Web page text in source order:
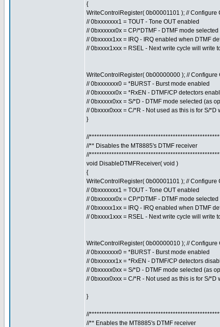
{
WriteControlRegister( 0b00001101 ); // Configure
// 0bxxxxxxx1 = TOUT - Tone OUT enabled
// 0bxxxxxx0x = CP/*DTMF - DTMF mode selected
// 0bxxxxx1xx = IRQ - IRQ enabled when DTMF
// 0bxxxx1xxx = RSEL - Next write cycle will write
WriteControlRegister( 0b00000000 ); // Configure
// 0bxxxxxxx0 = *BURST - Burst mode enabled
// 0bxxxxxx0x = *RxEN - DTMF/CP detectors
// 0bxxxxx0xx = S/*D - DTMF mode selected (as
// 0bxxxx0xxx = C/*R - Not used as this is for S/
}
//
//** Disables the MT8885's DTMF receiver
//
void DisableDTMFReceiver( void )
{
WriteControlRegister( 0b00001101 ); // Configure
// 0bxxxxxxx1 = TOUT - Tone OUT enabled
// 0bxxxxxx0x = CP/*DTMF - DTMF mode selected
// 0bxxxxx1xx = IRQ - IRQ enabled when DTMF
// 0bxxxx1xxx = RSEL - Next write cycle will write
WriteControlRegister( 0b00000010 ); // Configure
// 0bxxxxxxx0 = *BURST - Burst mode enabled
// 0bxxxxxx1x = *RxEN - DTMF/CP detectors
// 0bxxxxx0xx = S/*D - DTMF mode selected (as
// 0bxxxx0xxx = C/*R - Not used as this is for S/
}
//
//** Enables the MT8885's DTMF receiver